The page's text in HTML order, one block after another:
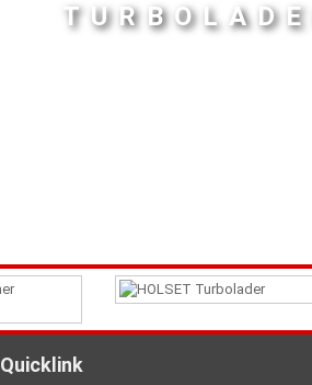
Quicklink